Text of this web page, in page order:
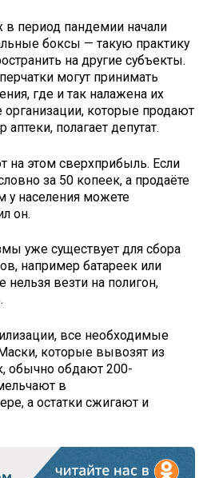
в период пандемии начали
боксы — такую практику
на другие субъекты.
могут принимать
где и так налажена их
организации, которые продают
полагает депутат.
на этом сверхприбыль. Если
за 50 копеек, а продаёте
у населения можете
он.
уже существует для сбора
например батареек или
нельзя везти на полигон,
все необходимые
которые вывозят из
обычно обдают 200-
в
а остатки сжигают и